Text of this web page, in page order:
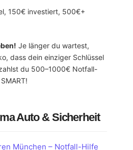
150€ investiert, 500€+
Je länger du wartest,
dass dein einziger Schlüssel
du 500–1000€ Notfall-
Auto & Sicherheit
München – Notfall-Hilfe